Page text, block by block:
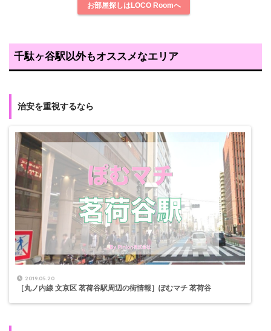
お部屋探しはLOCO Roomへ
千駄ヶ谷駅以外もオススメなエリア
治安を重視するなら
2019.05.20
［丸ノ内線 文京区 茗荷谷駅周辺の街情報］ぽむマチ 茗荷谷